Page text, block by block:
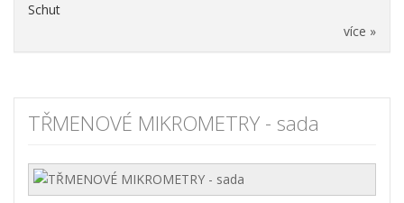
Schut
více »
TŘMENOVÉ MIKROMETRY - sada